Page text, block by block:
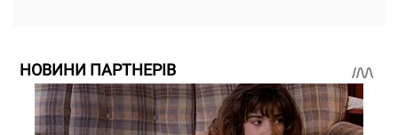
НОВИНИ ПАРТНЕРІВ